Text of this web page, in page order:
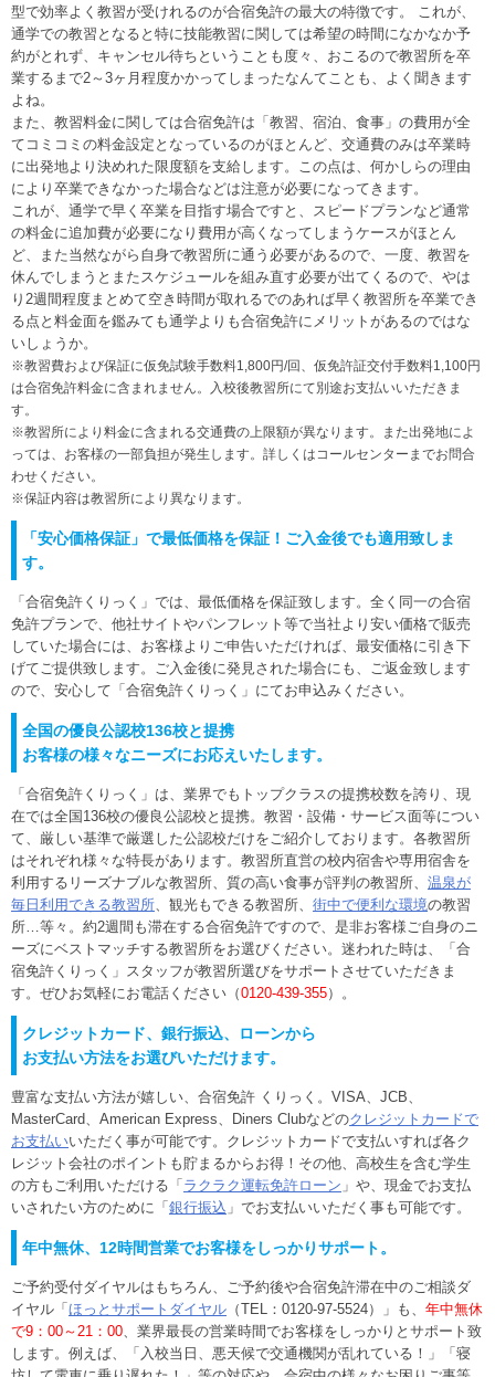
型で効率よく教習が受けれるのが合宿免許の最大の特徴です。 これが、
通学での教習となると特に技能教習に関しては希望の時間になかなか予
約がとれず、キャンセル待ちということも度々、おこるので教習所を卒
業するまで2～3ヶ月程度かかってしまったなんてことも、よく聞きます
よね。
また、教習料金に関しては合宿免許は「教習、宿泊、食事」の費用が全
てコミコミの料金設定となっているのがほとんど、交通費のみは卒業時
に出発地より決めれた限度額を支給します。この点は、何かしらの理由
により卒業できなかった場合などは注意が必要になってきます。
これが、通学で早く卒業を目指す場合ですと、スピードプランなど通常
の料金に追加費が必要になり費用が高くなってしまうケースがほとん
ど、また当然ながら自身で教習所に通う必要があるので、一度、教習を
休んでしまうとまたスケジュールを組み直す必要が出てくるので、やは
り2週間程度まとめて空き時間が取れるでのあれば早く教習所を卒業でき
る点と料金面を鑑みても通学よりも合宿免許にメリットがあるのではな
いしょうか。
※教習費および保証に仮免試験手数料1,800円/回、仮免許証交付手数料1,100円
は合宿免許料金に含まれません。入校後教習所にて別途お支払いいただきま
す。
※教習所により料金に含まれる交通費の上限額が異なります。また出発地によ
っては、お客様の一部負担が発生します。詳しくはコールセンターまでお問合
わせください。
※保証内容は教習所により異なります。
「安心価格保証」で最低価格を保証！ご入金後でも適用致しま
す。
「合宿免許くりっく」では、最低価格を保証致します。全く同一の合宿
免許プランで、他社サイトやパンフレット等で当社より安い価格で販売
していた場合には、お客様よりご申告いただければ、最安価格に引き下
げてご提供致します。ご入金後に発見された場合にも、ご返金致します
ので、安心して「合宿免許くりっく」にてお申込みください。
全国の優良公認校136校と提携
お客様の様々なニーズにお応えいたします。
「合宿免許くりっく」は、業界でもトップクラスの提携校数を誇り、現
在では全国136校の優良公認校と提携。教習・設備・サービス面等につい
て、厳しい基準で厳選した公認校だけをご紹介しております。各教習所
はそれぞれ様々な特長があります。教習所直営の校内宿舎や専用宿舎を
利用するリーズナブルな教習所、質の高い食事が評判の教習所、 温泉が
毎日利用できる教習所、観光もできる教習所、 街中で便利な環境の教習
所…等々。約2週間も滞在する合宿免許ですので、是非お客様ご自身のニ
ーズにベストマッチする教習所をお選びください。迷われた時は、「合
宿免許くりっく」スタッフが教習所選びをサポートさせていただきま
す。ぜひお気軽にお電話ください（0120-439-355）。
クレジットカード、銀行振込、ローンから
お支払い方法をお選びいただけます。
豊富な支払い方法が嬉しい、合宿免許 くりっく。VISA、JCB、
MasterCard、American Express、Diners Clubなどのクレジットカードで
お支払いいただく事が可能です。クレジットカードで支払いすれば各ク
レジット会社のポイントも貯まるからお得！その他、高校生を含む学生
の方もご利用いただける「 ラクラク運転免許ローン 」や、現金でお支払
いされたい方のために「 銀行振込 」でお支払いいただく事も可能です。
年中無休、12時間営業でお客様をしっかりサポート。
ご予約受付ダイヤルはもちろん、ご予約後や合宿免許滞在中のご相談ダ
イヤル「 ほっとサポートダイヤル （TEL：0120-97-5524）」も、 年中無休
で9：00～21：00、業界最長の営業時間でお客様をしっかりとサポート致
します。例えば、「入校当日、悪天候で交通機関が乱れている！」「寝